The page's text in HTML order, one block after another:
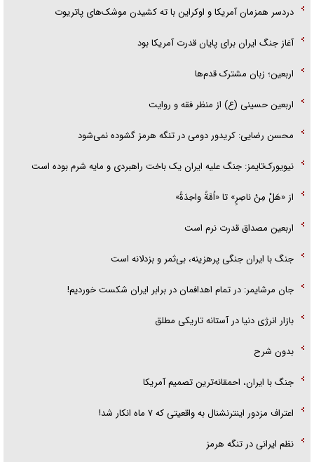
دردسر همزمان آمریکا و اوکراین با ته کشیدن موشک‌های پاتریوت
آغاز جنگ ایران برای پایان قدرت آمریکا بود
اربعین؛ زبان مشترک قدم‌ها
اربعین حسینی (ع) از منظر فقه و روایت
محسن رضایی: کریدور دومی در تنگه هرمز گشوده نمی‌شود
نیویورک‌تایمز: جنگ علیه ایران یک باخت راهبردی و مایه شرم بوده است
از «هَلْ مِنْ ناصِرٍ» تا «اُمَّةً واحِدَةً»
اربعین مصداق قدرت نرم است
جنگ با ایران جنگی پرهزینه، بی‌ثمر و بزدلانه است
جان مرشایمر: در تمام اهدافمان در برابر ایران شکست خوردیم!
بازار انرژی دنیا در آستانه تاریکی مطلق
بدون شرح
جنگ با ایران، احمقانه‌ترین تصمیم آمریکا
اعتراف مزدور اینترنشنال به واقعیتی که ۷ ماه انکار شد!
نظم ایرانی در تنگه هرمز